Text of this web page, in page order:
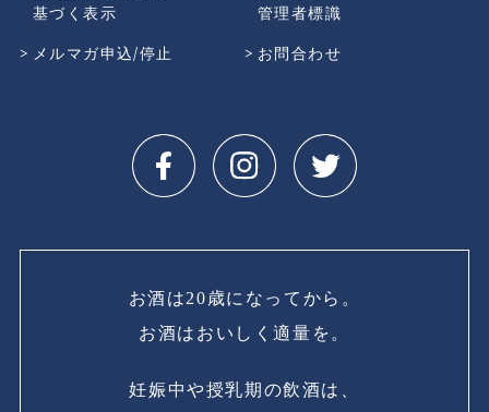
基づく表示
管理者標識
メルマガ申込/停止
お問合わせ
お酒は20歳になってから。
お酒はおいしく適量を。
妊娠中や授乳期の飲酒は、